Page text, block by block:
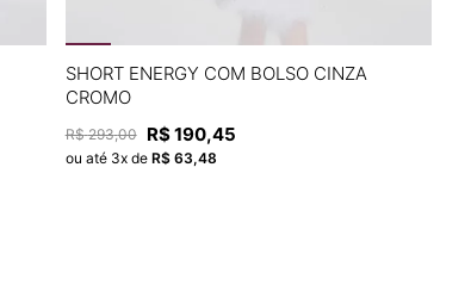
SHORT ENERGY COM BOLSO CINZA
CROMO
R$ 293,00 R$190,45
ou até 3x de R$ 63,48